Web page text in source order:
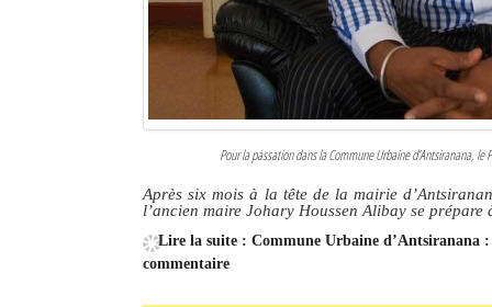
Pour la passation dans la Commune Urbaine d’Antsiranana,
Après six mois à la tête de la mairie
l’ancien maire Johary Houssen Alibay se
Lire la suite : Commune Urbaine d’Antsiranana
commentaire